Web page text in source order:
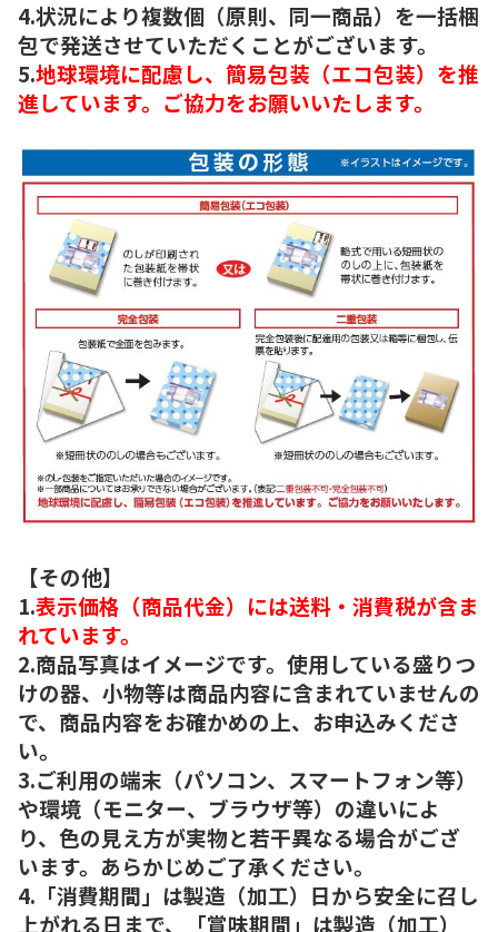
4.状況により複数個（原則、同一商品）を一括梱
包で発送させていただくことがございます。
5.地球環境に配慮し、簡易包装（エコ包装）を推
進しています。ご協力をお願いいたします。
【その他】
1.表示価格（商品代金）には送料・消費税が含ま
れています。
2.商品写真はイメージです。使用している盛りつ
けの器、小物等は商品内容に含まれていませんの
で、商品内容をお確かめの上、お申込みくださ
い。
3.ご利用の端末（パソコン、スマートフォン等）
や環境（モニター、ブラウザ等）の違いによ
り、色の見え方が実物と若干異なる場合がござ
います。あらかじめご了承ください。
4.「消費期間」は製造（加工）日から安全に召し
上がれる日まで、「賞味期間」は製造（加工）